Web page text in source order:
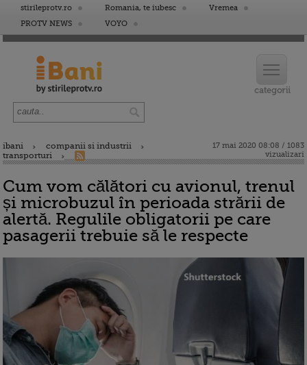
stirileprotv.ro Romania, te iubesc
Vremea
PROTV NEWS
VOYO
ibani
companii si industrii
transporturi
17 mai 2020 08:08 / 1083
vizualizari
Cum vom călători cu avionul, trenul
și microbuzul în perioada strării de
alertă. Regulile obligatorii pe care
pasagerii trebuie să le respecte